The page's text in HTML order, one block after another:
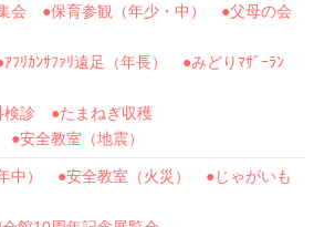
会 ●保育参観（年少・中） ●父母の会
ﾘｶﾝｻﾌｧﾘ遠足（年長） ●みどりﾏｻﾞｰﾗﾝ
診 ●たまねぎ収穫
安全教室（地震）
中） ●安全教室（火災） ●じゃがいも